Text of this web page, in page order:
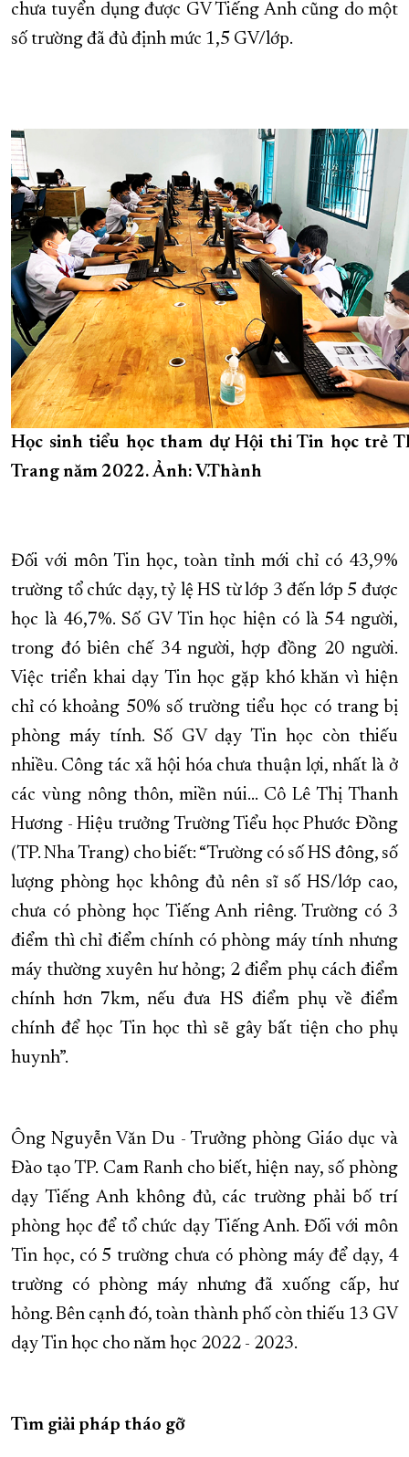
chưa tuyển dụng được GV Tiếng Anh cũng do một
số trường đã đủ định mức 1,5 GV/lớp.
Học sinh tiểu học tham dự Hội thi Tin học trẻ
Trang năm 2022. Ảnh: V.Thành
Đối với môn Tin học, toàn tỉnh mới chỉ có 43,9%
trường tổ chức dạy, tỷ lệ HS từ lớp 3 đến lớp 5 được
học là 46,7%. Số GV Tin học hiện có là 54 người,
trong đó biên chế 34 người, hợp đồng 20 người.
Việc triển khai dạy Tin học gặp khó khăn vì hiện
chỉ có khoảng 50% số trường tiểu học có trang bị
phòng máy tính. Số GV dạy Tin học còn thiếu
nhiều. Công tác xã hội hóa chưa thuận lợi, nhất là ở
các vùng nông thôn, miền núi… Cô Lê Thị Thanh
Hương - Hiệu trưởng Trường Tiểu học Phước Đồng
(TP. Nha Trang) cho biết: “Trường có số HS đông, số
lượng phòng học không đủ nên sĩ số HS/lớp cao,
chưa có phòng học Tiếng Anh riêng. Trường có 3
điểm thì chỉ điểm chính có phòng máy tính nhưng
máy thường xuyên hư hỏng; 2 điểm phụ cách điểm
chính hơn 7km, nếu đưa HS điểm phụ về điểm
chính để học Tin học thì sẽ gây bất tiện cho phụ
huynh”.
Ông Nguyễn Văn Du - Trưởng phòng Giáo dục và
Đào tạo TP. Cam Ranh cho biết, hiện nay, số phòng
dạy Tiếng Anh không đủ, các trường phải bố trí
phòng học để tổ chức dạy Tiếng Anh. Đối với môn
Tin học, có 5 trường chưa có phòng máy để dạy, 4
trường có phòng máy nhưng đã xuống cấp, hư
hỏng. Bên cạnh đó, toàn thành phố còn thiếu 13 GV
dạy Tin học cho năm học 2022 - 2023.
Tìm giải pháp tháo gỡ